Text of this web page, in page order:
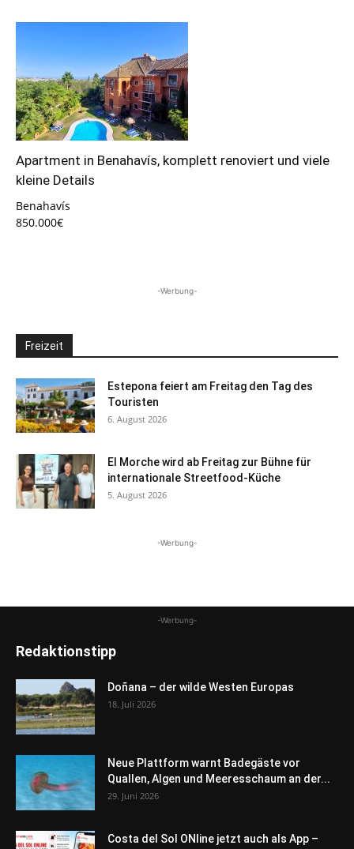
Apartment in Benahavís, komplett renoviert und viele
kleine Details
Benahavís
850.000€
-Werbung-
Freizeit
Estepona feiert am Freitag den Tag des
Touristen
6. August 2026
El Morche wird ab Freitag zur Bühne für
internationale Streetfood-Küche
5. August 2026
-Werbung-
-Werbung-
Redaktionstipp
Doñana – der wilde Westen Europas
18. Juli 2026
Neue Plattform warnt Badegäste vor
Quallen, Algen und Meeresschaum an der...
29. Juni 2026
Costa del Sol ONline jetzt auch als App –